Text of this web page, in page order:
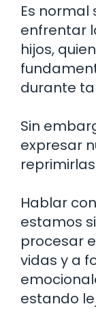
Es
enfrentar
hijos,
durante
Sin
expresar
Hablar
estamos
procesar
vidas y a
estando